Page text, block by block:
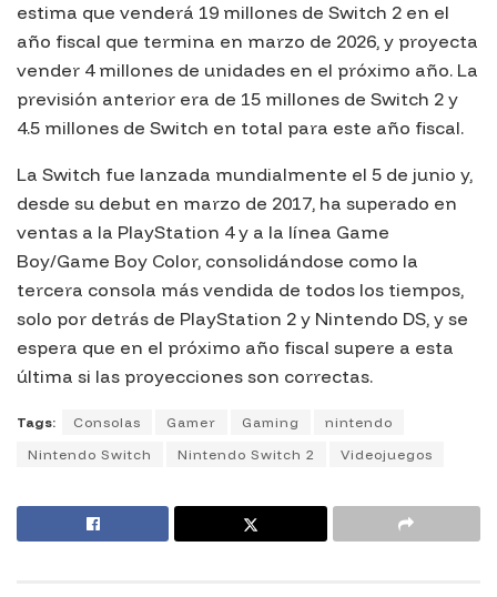
estima que venderá 19 millones de Switch 2 en el
año fiscal que termina en marzo de 2026, y proyecta
vender 4 millones de unidades en el próximo año. La
previsión anterior era de 15 millones de Switch 2 y
4.5 millones de Switch en total para este año fiscal.
La Switch fue lanzada mundialmente el 5 de junio y,
desde su debut en marzo de 2017, ha superado en
ventas a la PlayStation 4 y a la línea Game
Boy/Game Boy Color, consolidándose como la
tercera consola más vendida de todos los tiempos,
solo por detrás de PlayStation 2 y Nintendo DS, y se
espera que en el próximo año fiscal supere a esta
última si las proyecciones son correctas.
Tags: Consolas Gamer Gaming
nintendo
Nintendo Switch
Nintendo Switch 2 Videojuegos